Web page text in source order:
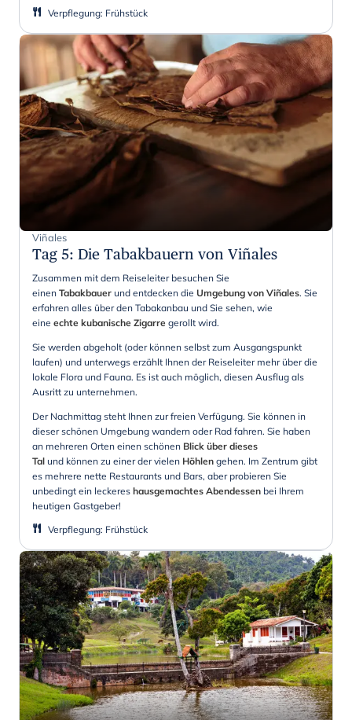
Verpflegung: Frühstück
Viñales
Tag 5: Die Tabakbauern von Viñales
Zusammen mit dem Reiseleiter besuchen Sie
einen Tabakbauer und entdecken die Umgebung von Viñales. Sie
erfahren alles über den Tabakanbau und Sie sehen, wie
eine echte kubanische Zigarre gerollt wird.
Sie werden abgeholt (oder können selbst zum Ausgangspunkt
laufen) und unterwegs erzählt Ihnen der Reiseleiter mehr über die
lokale Flora und Fauna. Es ist auch möglich, diesen Ausflug als
Ausritt zu unternehmen.
Der Nachmittag steht Ihnen zur freien Verfügung. Sie können in
dieser schönen Umgebung wandern oder Rad fahren. Sie haben
an mehreren Orten einen schönen Blick über dieses
Tal und können zu einer der vielen Höhlen gehen. Im Zentrum gibt
es mehrere nette Restaurants und Bars, aber probieren Sie
unbedingt ein leckeres hausgemachtes Abendessen bei Ihrem
heutigen Gastgeber!
Verpflegung: Frühstück